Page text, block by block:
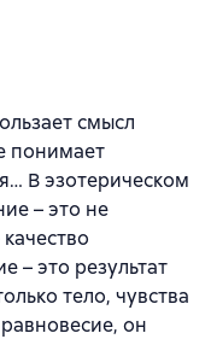
смысл
понимает
В эзотерическом
– это не
– это результат
тело, чувства
он